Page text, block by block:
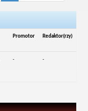
Promotor Redaktor(rzy)
- -